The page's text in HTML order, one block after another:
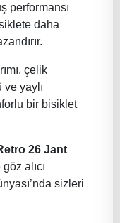
performansı
daha
çelik
ve yaylı
bir bisiklet
26 Jant
alıcı
sizleri